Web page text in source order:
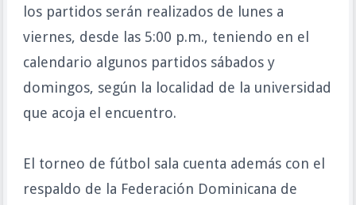
los partidos serán realizados de lunes a
viernes, desde las 5:00 p.m., teniendo en el
calendario algunos partidos sábados y
domingos, según la localidad de la universidad
que acoja el encuentro.
El torneo de fútbol sala cuenta además con el
respaldo de la Federación Dominicana de